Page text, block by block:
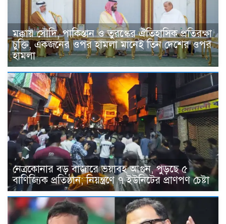
মক্কায় সৌদি, পাকিস্তান ও তুরস্কের ঐতিহাসিক প্রতিরক্ষা
চুক্তি, একজনের ওপর হামলা মানেই তিন দেশের ওপর
হামলা
নেত্রকোনার বড় বাজারে ভয়াবহ আগুন, পুড়ছে ৫
বাণিজ্যিক প্রতিষ্ঠান; নিয়ন্ত্রণে ৭ ইউনিটের প্রাণপণ চেষ্টা